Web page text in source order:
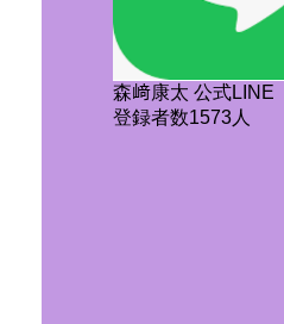
森﨑康太 公式LINE
登録者数1573人